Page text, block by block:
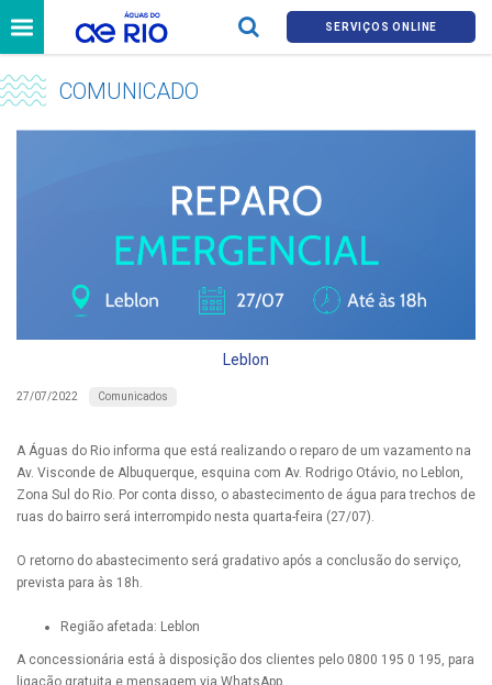
SERVIÇOS ONLINE
COMUNICADO
Leblon
27/07/2022 Comunicados
A Águas do Rio informa que está realizando o reparo de um vazamento na
Av. Visconde de Albuquerque, esquina com Av. Rodrigo Otávio, no Leblon,
Zona Sul do Rio. Por conta disso, o abastecimento de água para trechos de
ruas do bairro será interrompido nesta quarta-feira (27/07).
O retorno do abastecimento será gradativo após a conclusão do serviço,
prevista para às 18h.
Região afetada: Leblon
A concessionária está à disposição dos clientes pelo 0800 195 0 195, para
ligação gratuita e mensagem via WhatsApp.